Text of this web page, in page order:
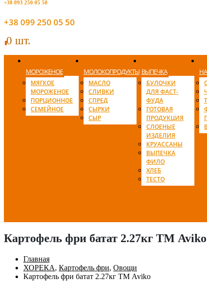
+38 093 250 05 50
+38 099 250 05 50
00 шт.
МОРОЖЕНОЕ
МЯГКОЕ
МОРОЖЕНОЕ
ПОРЦИОННОЕ
СЕМЕЙНОЕ
МОЛОКОПРОДУКТЫ
МАСЛО
СЛИВКИ
СПРЕД
СЫРКИ
СЫР
ВЫПЕЧКА
БУЛОЧКИ
ДЛЯ ФАСТ-
ФУДА
ГОТОВАЯ
ПРОДУКЦИЯ
СЛОЕНЫЕ
ИЗДЕЛИЯ
КРУАССАНЫ
ВЫПЕЧКА
ФИЛО
ХЛЕБ
ТЕСТО
Картофель фри батат 2.27кг ТМ Aviko
Главная
ХОРЕКА, Картофель фри, Овощи
Картофель фри батат 2.27кг ТМ Aviko